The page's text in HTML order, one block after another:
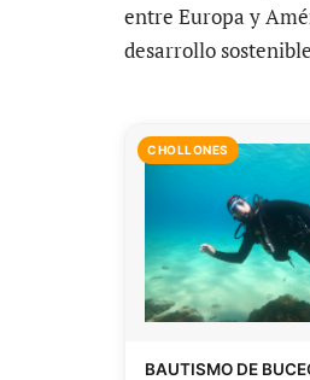
entre Europa y
desarrollo
CHOLLONES
BAUTISMO DE